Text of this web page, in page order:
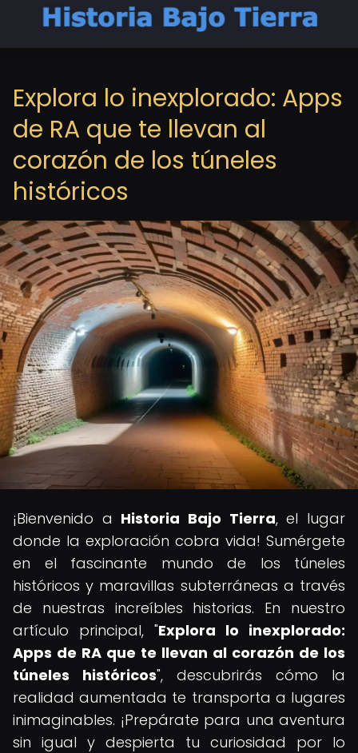
Explora lo inexplorado: Apps
de RA que te llevan al
corazón de los túneles
históricos
¡Bienvenido a Historia Bajo Tierra, el lugar
donde la exploración cobra vida! Sumérgete
en el fascinante mundo de los túneles
históricos y maravillas subterráneas a través
de nuestras increíbles historias. En nuestro
artículo principal, "Explora lo inexplorado:
Apps de RA que te llevan al corazón de los
túneles históricos", descubrirás cómo la
realidad aumentada te transporta a lugares
inimaginables. ¡Prepárate para una aventura
sin igual y despierta tu curiosidad por lo